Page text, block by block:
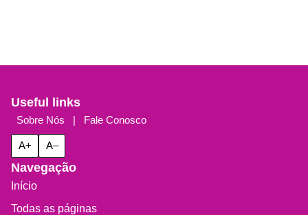
Useful links
Sobre Nós | Fale Conosco
A+ A–
Navegação
Início
Todas as páginas